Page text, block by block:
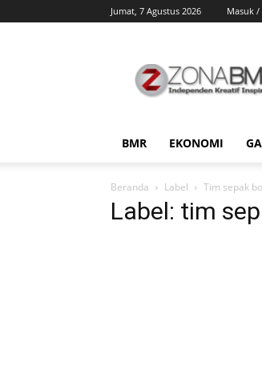
Jumat, 7 Agustus 2026 Masuk /
BMR EKONOMI
Beranda Label Tim sepak
Label: tim